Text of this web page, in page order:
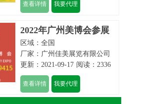
查看详情 我要代理
2022年广州美博会参展
联系方式
区域：全国
厂家： 广州佳美展览有限公司
更新：2021-09-17 阅读：2336
查看详情 我要代理